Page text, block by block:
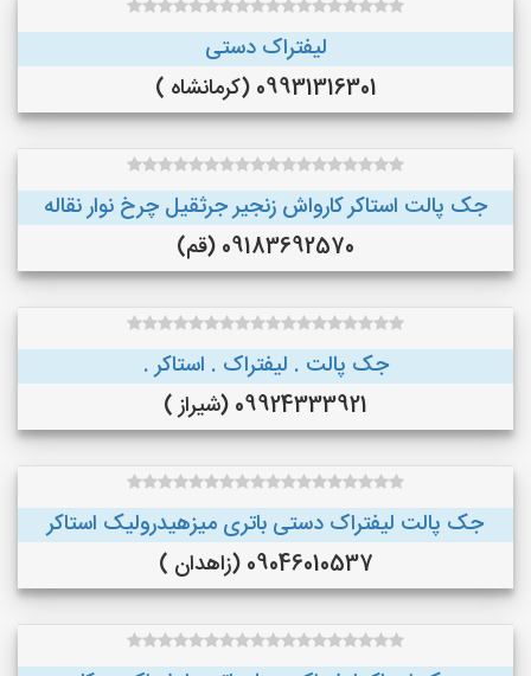
لیفتراک دستی
09931316301 (کرمانشاه )
جک پالت استاکر کارواش زنجیر جرثقیل چرخ نوار نقاله
09183692570 (قم)
جک پالت . لیفتراک . استاکر .
09924333921 (شیراز )
جک پالت لیفتراک دستی باتری میزهیدرولیک استاکر
09046010537 (زاهدان )